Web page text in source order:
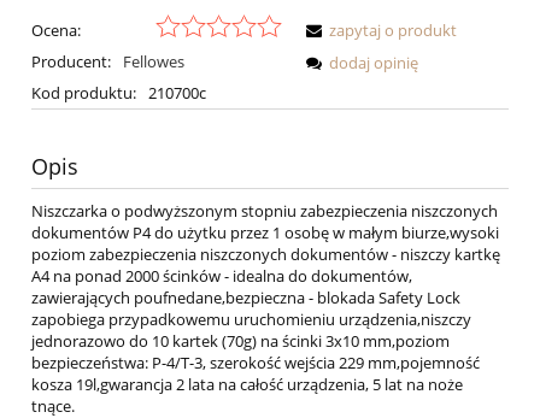
Ocena:
Producent:
Fellowes
Kod produktu: 210700c
zapytaj o produkt
dodaj opinię
Opis
Niszczarka o podwyższonym stopniu zabezpieczenia niszczonych
dokumentów P4 do użytku przez 1 osobę w małym biurze,wysoki
poziom zabezpieczenia niszczonych dokumentów - niszczy kartkę
A4 na ponad 2000 ścinków - idealna do dokumentów,
zawierających poufnedane,bezpieczna - blokada Safety Lock
zapobiega przypadkowemu uruchomieniu urządzenia,niszczy
jednorazowo do 10 kartek (70g) na ścinki 3x10 mm,poziom
bezpieczeństwa: P-4/T-3, szerokość wejścia 229 mm,pojemność
kosza 19l,gwarancja 2 lata na całość urządzenia, 5 lat na noże
tnące.